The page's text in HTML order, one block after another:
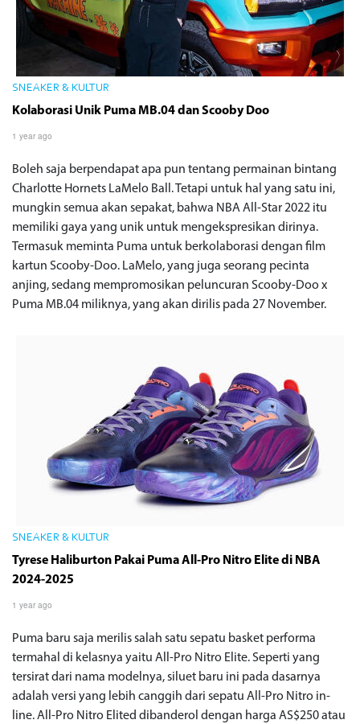
SNEAKER & KULTUR
Kolaborasi Unik Puma MB.04 dan Scooby Doo
1 year ago
Boleh saja berpendapat apa pun tentang permainan bintang
Charlotte Hornets LaMelo Ball. Tetapi untuk hal yang satu ini,
mungkin semua akan sepakat, bahwa NBA All-Star 2022 itu
memiliki gaya yang unik untuk mengekspresikan dirinya.
Termasuk meminta Puma untuk berkolaborasi dengan film
kartun Scooby-Doo. LaMelo, yang juga seorang pecinta
anjing, sedang mempromosikan peluncuran Scooby-Doo x
Puma MB.04 miliknya, yang akan dirilis pada 27 November.
SNEAKER & KULTUR
Tyrese Haliburton Pakai Puma All-Pro Nitro Elite di NBA
2024-2025
1 year ago
Puma baru saja merilis salah satu sepatu basket performa
termahal di kelasnya yaitu All-Pro Nitro Elite. Seperti yang
tersirat dari nama modelnya, siluet baru ini pada dasarnya
adalah versi yang lebih canggih dari sepatu All-Pro Nitro in-
line. All-Pro Nitro Elited dibanderol dengan harga AS$250 atau